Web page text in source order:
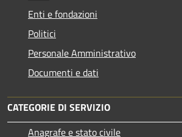
Enti e fondazioni
Politici
Personale Amministrativo
Documenti e dati
CATEGORIE DI SERVIZIO
Anagrafe e stato civile